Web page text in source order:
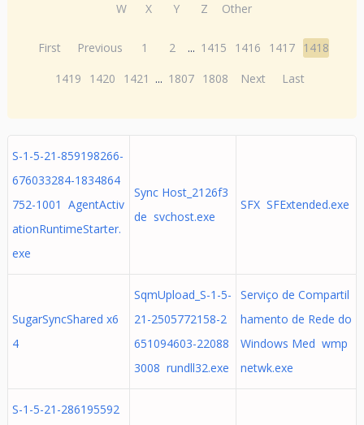
W
X Y Z Other
First Previous 1 2 ... 1415 1416 1417 1418
1419
1420 1421 ... 1807 1808 Next Last
S-1-5-21-859198266-
676033284-1834864
752-1001 AgentActiv
ationRuntimeStarter.
exe
Sync Host_2126f3
de svchost.exe
SFX SFExtended.exe
SugarSyncShared x6
4
SqmUpload_S-1-5-
21-2505772158-2
651094603-22088
3008 rundll32.exe
Serviço de Compartil
hamento de Rede do
Windows Med wmp
netwk.exe
S-1-5-21-286195592